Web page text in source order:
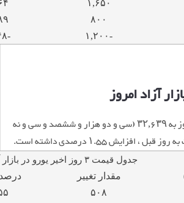
۱,۶۵۰
۸۰۰
-۱,۲۰۰ -۴.۴۸
آزاد امروز
یورو در بازار آزاد، امروز به ۳۲,۶۳۹ (سی و دو هزار و ششصد و سی و نه
افزایش ۱.۵۵ درصدی داشته است.
جدول قیمت ۳ روز اخیر یورو در بازار آزاد
مقدار تغییر
درصد
۵۰۸